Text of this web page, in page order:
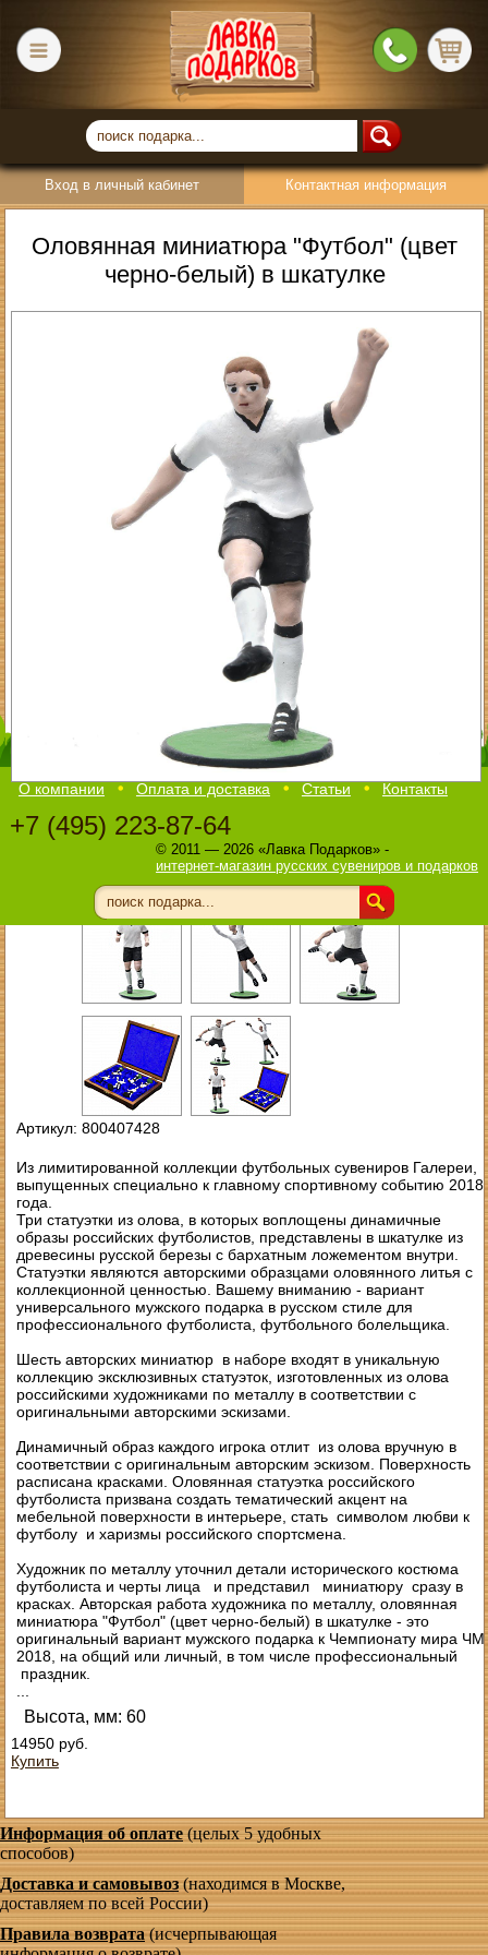
Вход в личный кабинет Контактная информация
Оловянная миниатюра "Футбол" (цвет
черно-белый) в шкатулке
Артикул: 800407428
Из лимитированной коллекции футбольных сувениров Галереи,
выпущенных специально к главному спортивному событию 2018
года.
Три статуэтки из олова, в которых воплощены динамичные
образы российских футболистов, представлены в шкатулке из
древесины русской березы с бархатным ложементом внутри.
Статуэтки являются авторскими образцами оловянного литья с
коллекционной ценностью. Вашему вниманию - вариант
универсального мужского подарка в русском стиле для
профессионального футболиста, футбольного болельщика.
Шесть авторских миниатюр в наборе входят в уникальную
коллекцию эксклюзивных статуэток, изготовленных из олова
российскими художниками по металлу в соответствии с
оригинальными авторскими эскизами.
Динамичный образ каждого игрока отлит из олова вручную в
соответствии с оригинальным авторским эскизом. Поверхность
расписана красками. Оловянная статуэтка российского
футболиста призвана создать тематический акцент на
мебельной поверхности в интерьере, стать символом любви к
футболу и харизмы российского спортсмена.
Художник по металлу уточнил детали исторического костюма
футболиста и черты лица и представил миниатюру сразу в
красках. Авторская работа художника по металлу, оловянная
миниатюра "Футбол" (цвет черно-белый) в шкатулке - это
оригинальный вариант мужского подарка к Чемпионату мира ЧМ
2018, на общий или личный, в том числе профессиональный
праздник.
Высота, мм: 60
14950 руб.
Купить
Информация об оплате(целых 5 удобных
способов)
Доставка и самовывоз(находимся в Москве,
доставляем по всей России)
Правила возврата(исчерпывающая
О компании Оплата и доставка Статьи Контакты
+7 (495) 223-87-64
© 2011 — 2026 «Лавка Подарков» -
интернет-магазин русских сувениров и подарков